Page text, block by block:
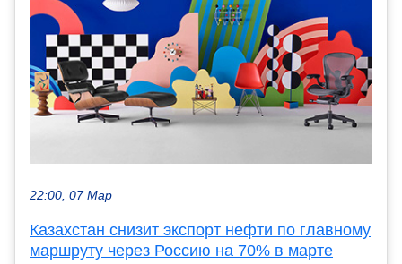
22:00, 07 Мар
Казахстан снизит экспорт нефти по главному
маршруту через Россию на 70% в марте